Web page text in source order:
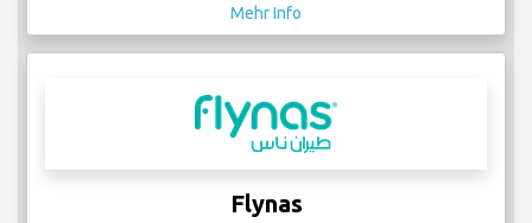
Mehr Info
Flynas